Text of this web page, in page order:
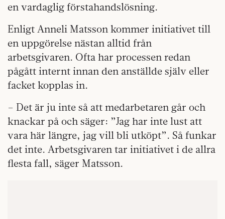
en vardaglig förstahandslösning.
Enligt Anneli Matsson kommer initiativet till
en uppgörelse nästan alltid från
arbetsgivaren. Ofta har processen redan
pågått internt innan den anställde själv eller
facket kopplas in.
– Det är ju inte så att medarbetaren går och
knackar på och säger: ”Jag har inte lust att
vara här längre, jag vill bli utköpt”. Så funkar
det inte. Arbetsgivaren tar initiativet i de allra
flesta fall, säger Matsson.